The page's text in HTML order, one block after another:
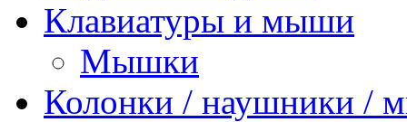
Клавиатуры и мыши
Мышки
Колонки / наушники /